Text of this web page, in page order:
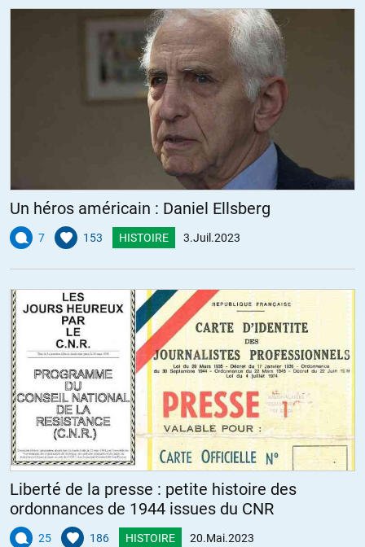
Un héros américain : Daniel Ellsberg
7 153 HISTOIRE 3.Juil.2023
Liberté de la presse : petite histoire des
ordonnances de 1944 issues du CNR
25 186 HISTOIRE 20.Mai.2023